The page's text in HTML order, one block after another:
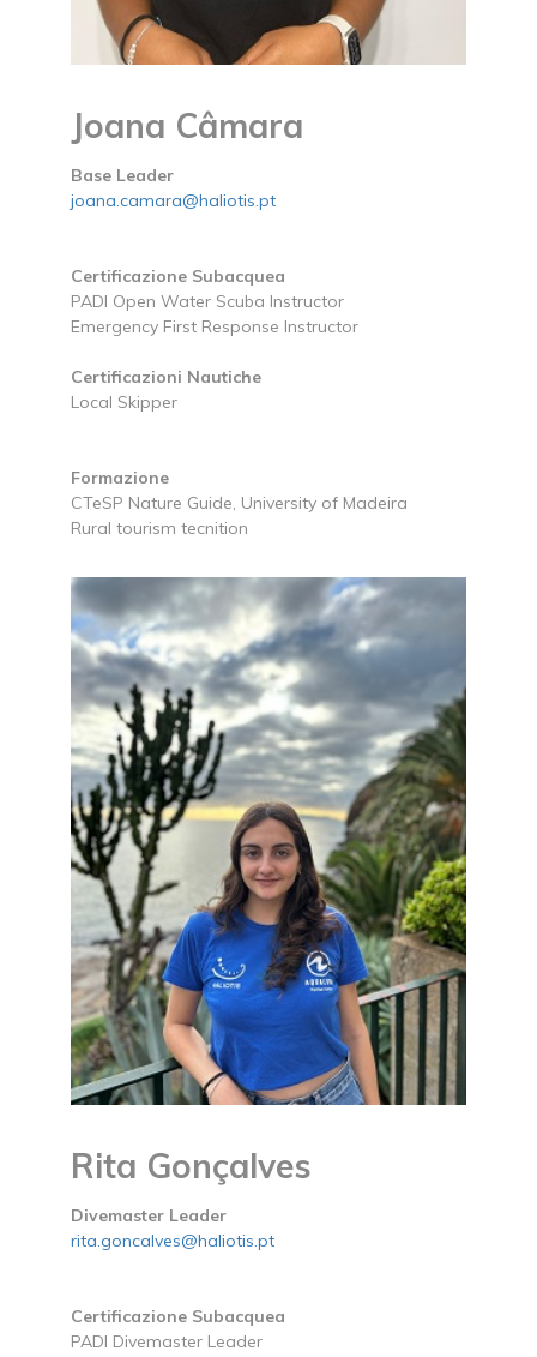
Joana Câmara
Base Leader
joana.camara@haliotis.pt
Certificazione Subacquea
PADI Open Water Scuba Instructor
Emergency First Response Instructor
Certificazioni Nautiche
Local Skipper
Formazione
CTeSP Nature Guide, University of Madeira
Rural tourism tecnition
Rita Gonçalves
Divemaster Leader
rita.goncalves@haliotis.pt
Certificazione Subacquea
PADI Divemaster Leader